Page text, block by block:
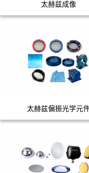
太赫兹成像
太赫兹偏振光学元